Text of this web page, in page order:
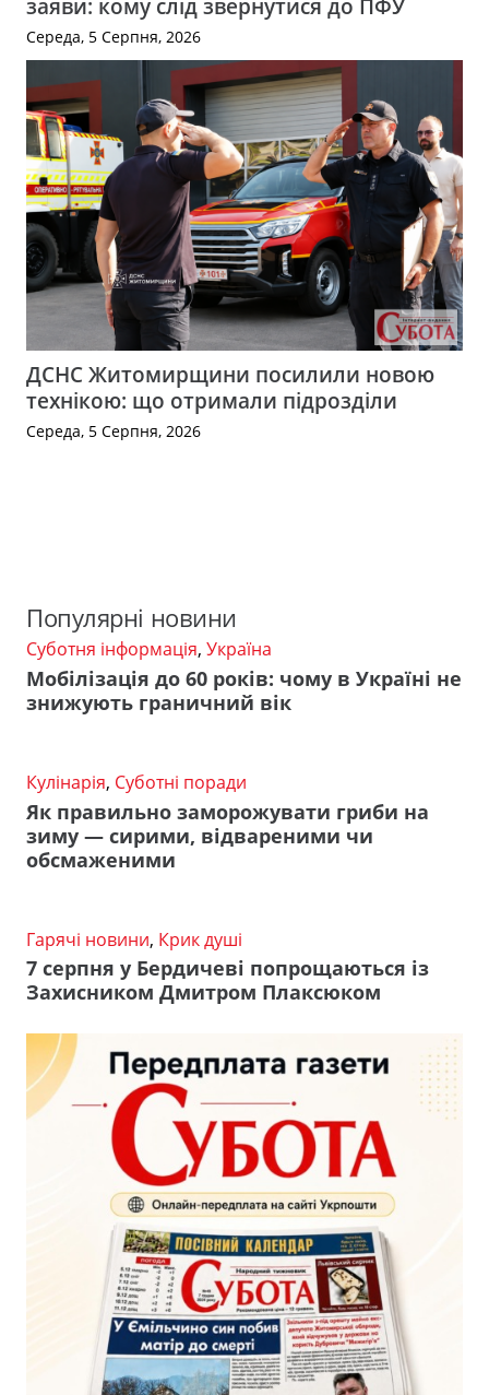
заяви: кому слід звернутися до ПФУ
Середа, 5 Серпня, 2026
ДСНС Житомирщини посилили новою
технікою: що отримали підрозділи
Середа, 5 Серпня, 2026
Популярні новини
Суботня інформація, Україна
Мобілізація до 60 років: чому в Україні не
знижують граничний вік
Кулінарія, Суботні поради
Як правильно заморожувати гриби на
зиму — сирими, відвареними чи
обсмаженими
Гарячі новини, Крик душі
7 серпня у Бердичеві попрощаються із
Захисником Дмитром Плаксюком